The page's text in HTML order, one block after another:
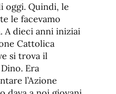
oggi. Quindi, le
le facevamo
A dieci anni iniziai
Cattolica
si trova il
Era
l’Azione